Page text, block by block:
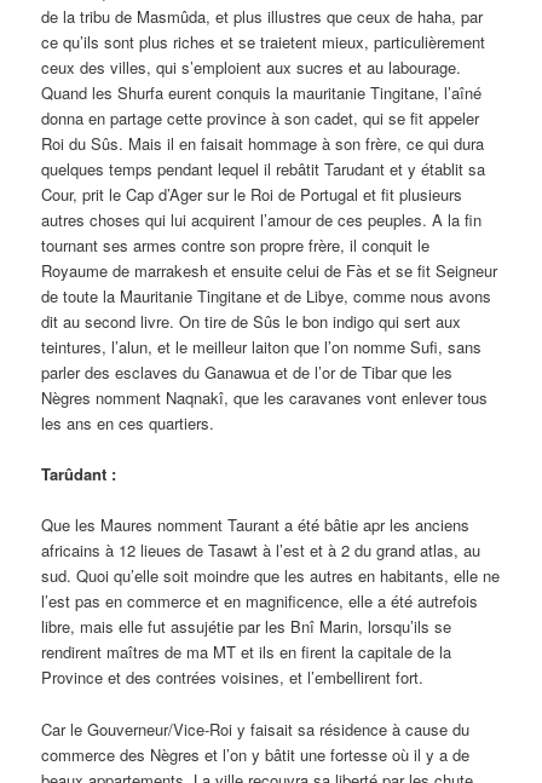
de la tribu de Masmûda, et plus illustres que ceux de haha, par
ce qu’ils sont plus riches et se traietent mieux, particulièrement
ceux des villes, qui s’emploient aux sucres et au labourage.
Quand les Shurfa eurent conquis la mauritanie Tingitane, l’aîné
donna en partage cette province à son cadet, qui se fit appeler
Roi du Sûs. Mais il en faisait hommage à son frère, ce qui dura
quelques temps pendant lequel il rebâtit Tarudant et y établit sa
Cour, prit le Cap d’Ager sur le Roi de Portugal et fit plusieurs
autres choses qui lui acquirent l’amour de ces peuples. A la fin
tournant ses armes contre son propre frère, il conquit le
Royaume de marrakesh et ensuite celui de Fàs et se fit Seigneur
de toute la Mauritanie Tingitane et de Libye, comme nous avons
dit au second livre. On tire de Sûs le bon indigo qui sert aux
teintures, l’alun, et le meilleur laiton que l’on nomme Sufi, sans
parler des esclaves du Ganawua et de l’or de Tibar que les
Nègres nomment Naqnakî, que les caravanes vont enlever tous
les ans en ces quartiers.
Tarûdant :
Que les Maures nomment Taurant a été bâtie apr les anciens
africains à 12 lieues de Tasawt à l’est et à 2 du grand atlas, au
sud. Quoi qu’elle soit moindre que les autres en habitants, elle ne
l’est pas en commerce et en magnificence, elle a été autrefois
libre, mais elle fut assujétie par les Bnî Marin, lorsqu’ils se
rendirent maîtres de ma MT et ils en firent la capitale de la
Province et des contrées voisines, et l’embellirent fort.
Car le Gouverneur/Vice-Roi y faisait sa résidence à cause du
commerce des Nègres et l’on y bâtit une fortesse où il y a de